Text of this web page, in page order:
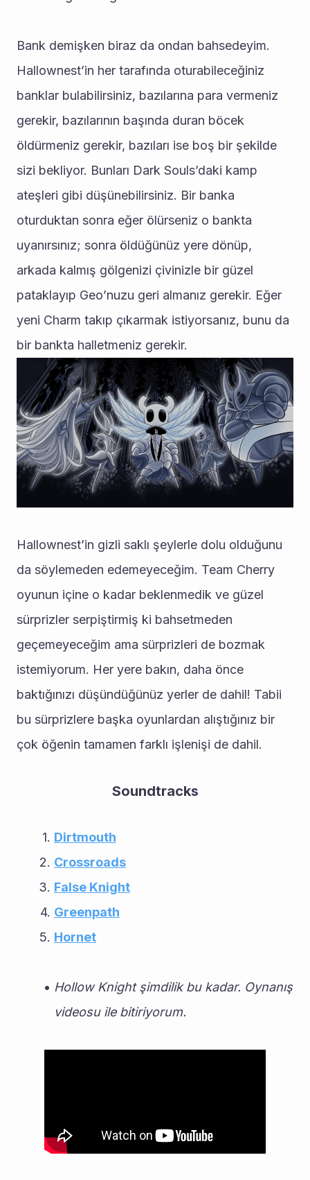
Bank demişken biraz da ondan bahsedeyim.
Hallownest’in her tarafında oturabileceğiniz
banklar bulabilirsiniz, bazılarına para vermeniz
gerekir, bazılarının başında duran böcek
öldürmeniz gerekir, bazıları ise boş bir şekilde
sizi bekliyor. Bunları Dark Souls’daki kamp
ateşleri gibi düşünebilirsiniz. Bir banka
oturduktan sonra eğer ölürseniz o bankta
uyanırsınız; sonra öldüğünüz yere dönüp,
arkada kalmış gölgenizi çivinizle bir güzel
pataklayıp Geo’nuzu geri almanız gerekir. Eğer
yeni Charm takıp çıkarmak istiyorsanız, bunu da
bir bankta halletmeniz gerekir.
Hallownest’in gizli saklı şeylerle dolu olduğunu
da söylemeden edemeyeceğim. Team Cherry
oyunun içine o kadar beklenmedik ve güzel
sürprizler serpiştirmiş ki bahsetmeden
geçemeyeceğim ama sürprizleri de bozmak
istemiyorum. Her yere bakın, daha önce
baktığınızı düşündüğünüz yerler de dahil! Tabii
bu sürprizlere başka oyunlardan alıştığınız bir
çok öğenin tamamen farklı işlenişi de dahil.
Soundtracks
Dirtmouth
Crossroads
False Knight
Greenpath
Hornet
Hollow Knight şimdilik bu kadar. Oynanış
videosu ile bitiriyorum.